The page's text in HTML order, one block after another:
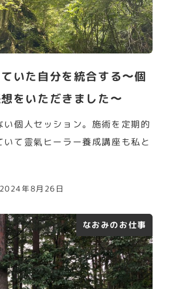
いた自分を統合する〜個
をいただきました〜
い個人セッション。施術を定期的
て靈氣ヒーラー養成講座も私と
2024年8月26日
なおみのお仕事